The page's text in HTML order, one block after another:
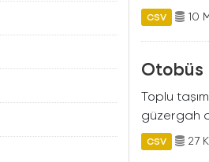
CSV 10
Toplu
güzergah
CSV 27